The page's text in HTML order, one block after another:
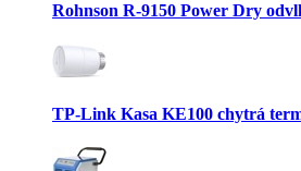
Rohnson R-9150 Power Dry
TP-Link Kasa KE100 chytrá